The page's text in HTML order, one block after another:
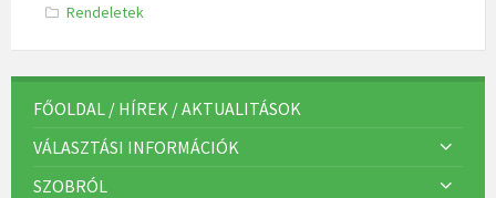
K
r
i
k
Rendeletek
FŐOLDAL / HÍREK / AKTUALITÁSOK
VÁLASZTÁSI INFORMÁCIÓK
SZOBRÓL